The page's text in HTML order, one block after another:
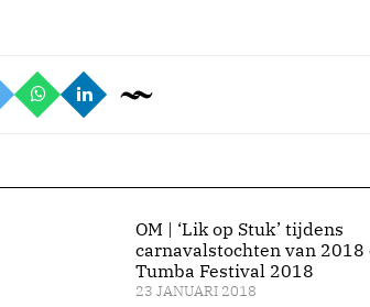
OM | ‘Lik op Stuk’ tijdens
carnavalstochten van 2018
Tumba Festival 2018
23 JANUARI 2018